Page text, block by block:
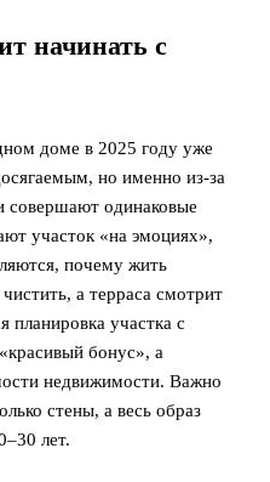
начинать с
доме в 2025 году уже
но именно из‑за
совершают одинаковые
участок «на эмоциях»,
почему жить
а терраса смотрит
участка с
бонус», а
недвижимости. Важно
стены, а весь образ
лет.